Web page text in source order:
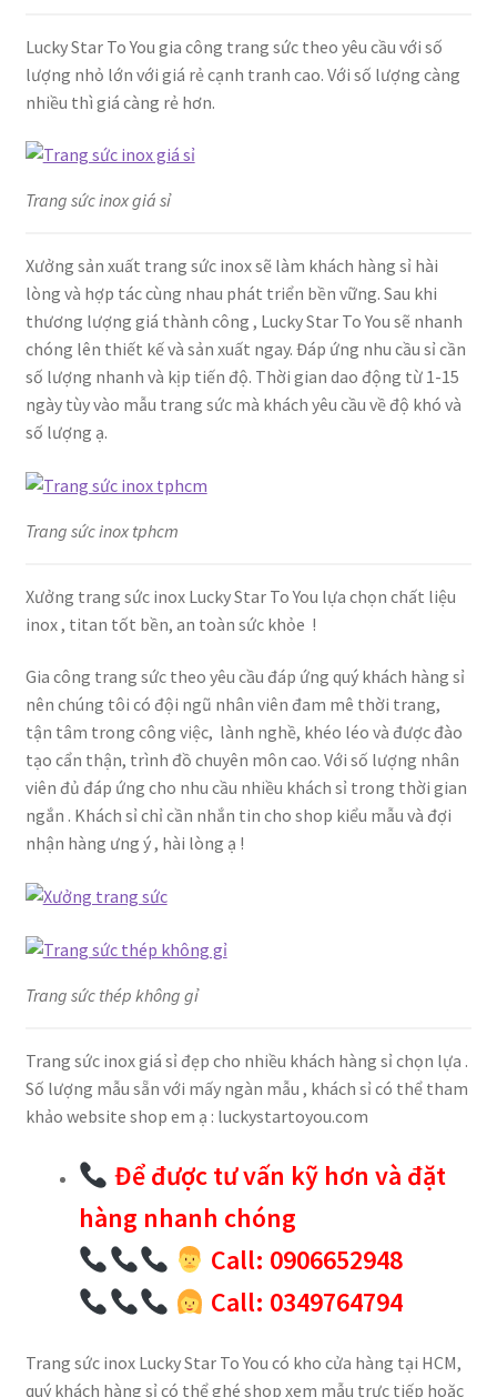
Lucky Star To You gia công trang sức theo yêu cầu với số
lượng nhỏ lớn với giá rẻ cạnh tranh cao. Với số lượng càng
nhiều thì giá càng rẻ hơn.
Trang sức inox giá sỉ
Xưởng sản xuất trang sức inox sẽ làm khách hàng sỉ hài
lòng và hợp tác cùng nhau phát triển bền vững. Sau khi
thương lượng giá thành công , Lucky Star To You sẽ nhanh
chóng lên thiết kế và sản xuất ngay. Đáp ứng nhu cầu sỉ cần
số lượng nhanh và kịp tiến độ. Thời gian dao động từ 1-15
ngày tùy vào mẫu trang sức mà khách yêu cầu về độ khó và
số lượng ạ.
Trang sức inox tphcm
Xưởng trang sức inox Lucky Star To You lựa chọn chất liệu
inox , titan tốt bền, an toàn sức khỏe !
Gia công trang sức theo yêu cầu đáp ứng quý khách hàng sỉ
nên chúng tôi có đội ngũ nhân viên đam mê thời trang,
tận tâm trong công việc, lành nghề, khéo léo và được đào
tạo cẩn thận, trình đồ chuyên môn cao. Với số lượng nhân
viên đủ đáp ứng cho nhu cầu nhiều khách sỉ trong thời gian
ngắn . Khách sỉ chỉ cần nhắn tin cho shop kiểu mẫu và đợi
nhận hàng ưng ý , hài lòng ạ !
Trang sức thép không gỉ
Trang sức inox giá sỉ đẹp cho nhiều khách hàng sỉ chọn lựa .
Số lượng mẫu sẵn với mấy ngàn mẫu , khách sỉ có thể tham
khảo website shop em ạ : luckystartoyou.com
Để được tư vấn kỹ hơn và đặt
hàng nhanh chóng
Call: 0906652948
Call: 0349764794
Trang sức inox Lucky Star To You có kho cửa hàng tại HCM,
quý khách hàng sỉ có thể ghé shop xem mẫu trực tiếp hoặc